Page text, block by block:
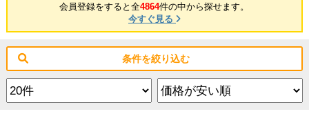
会員登録をすると全4864件の中から探せます。
今すぐ見る
条件を絞り込む